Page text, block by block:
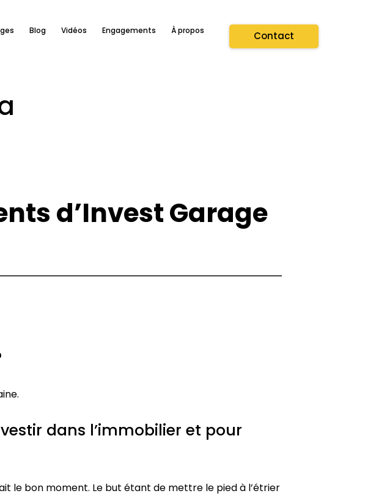
Blog Vidéos Engagements À propos Contact
d’Invest Garage
dans l’immobilier et pour
le bon moment. Le but étant de mettre le pied à l’étrier